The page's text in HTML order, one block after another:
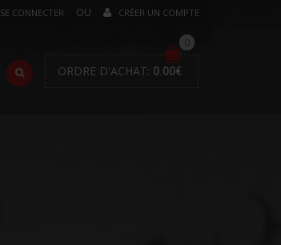
SE CONNECTER CRÉER UN COMPTE
0
ORDRE D'ACHAT: 0.00€